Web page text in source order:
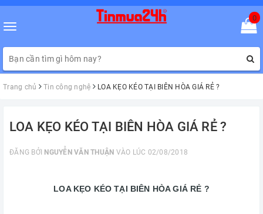
Toggle
0
Trang chủ Tin công nghệ LOA KẸO KÉO TẠI BIÊN HÒA GIÁ RẺ ?
LOA KẸO KÉO TẠI BIÊN HÒA GIÁ RẺ ?
ĐĂNG BỞI NGUYỄN VĂN THUẬN VÀO LÚC 02/08/2018
LOA KẸO KÉO TẠI BIÊN HÒA GIÁ RẺ ?